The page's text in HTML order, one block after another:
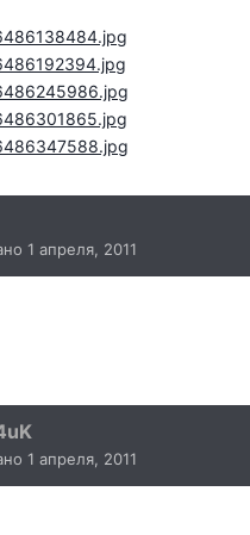
1 апреля, 2011
1 апреля, 2011